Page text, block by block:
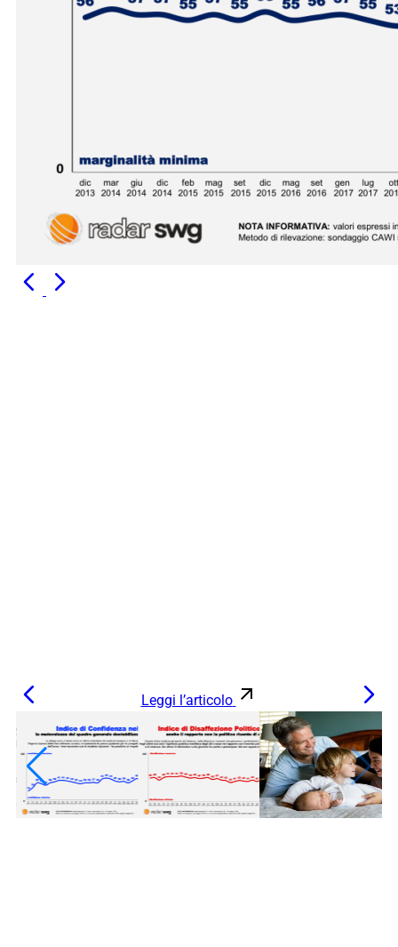
Leggi l’articolo